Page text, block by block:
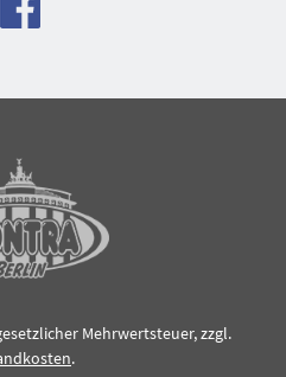
Mehrwertsteuer, zzgl.
.